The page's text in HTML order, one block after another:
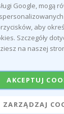
Google, mogą
aby
Szczegóły
na naszej
AKCEPTUJ
ZARZĄDZAJ